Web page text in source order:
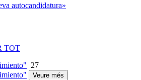
autocandidatura»
TOT
27
Veure més